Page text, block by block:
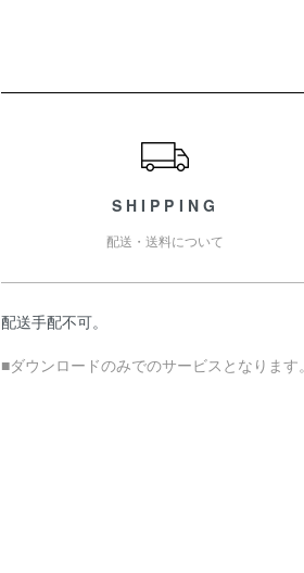
SHIPPING
配送・送料について
配送手配不可。
■ダウンロードのみでのサービスとなります。